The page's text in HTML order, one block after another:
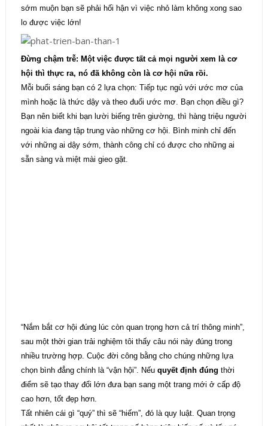
sớm muộn bạn sẽ phải hối hận vì việc nhỏ làm không xong sao
lo được việc lớn!
Đừng chậm trễ: Một việc được tất cả mọi người xem là cơ
hội thì thực ra, nó đã không còn là cơ hội nữa rồi.
Mỗi buổi sáng bạn có 2 lựa chọn: Tiếp tục ngủ với ước mơ của
mình hoặc là thức dậy và theo đuổi ước mơ. Bạn chọn điều gì?
Bạn nên biết khi bạn lười biếng trên giường, thì hàng triệu người
ngoài kia đang tập trung vào những cơ hội. Bình minh chỉ đến
với những ai dậy sớm, thành công chỉ có được cho những ai
sẵn sàng và miệt mài gieo gặt.
“Nắm bắt cơ hội đúng lúc còn quan trọng hơn cả trí thông minh”,
sau một thời gian trải nghiệm tôi thấy câu nói này đúng trong
nhiều trường hợp. Cuộc đời công bằng cho chúng những lựa
chọn bình đẳng chính là “vận hội”. Nếu quyết định đúng thời
điểm sẽ tạo thay đổi lớn đưa bạn sang một trang mới ở cấp độ
cao hơn, tốt đẹp hơn.
Tất nhiên cái gì “quý” thì sẽ “hiếm”, đó là quy luật. Quan trọng